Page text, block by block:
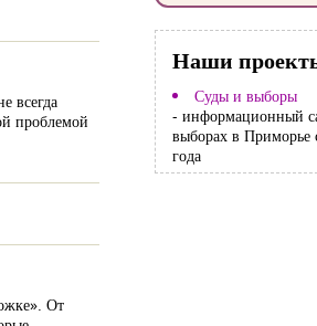
всегда
проблемой
От
Наши
Суды и выборы
- информационный
выборах в Приморье
года